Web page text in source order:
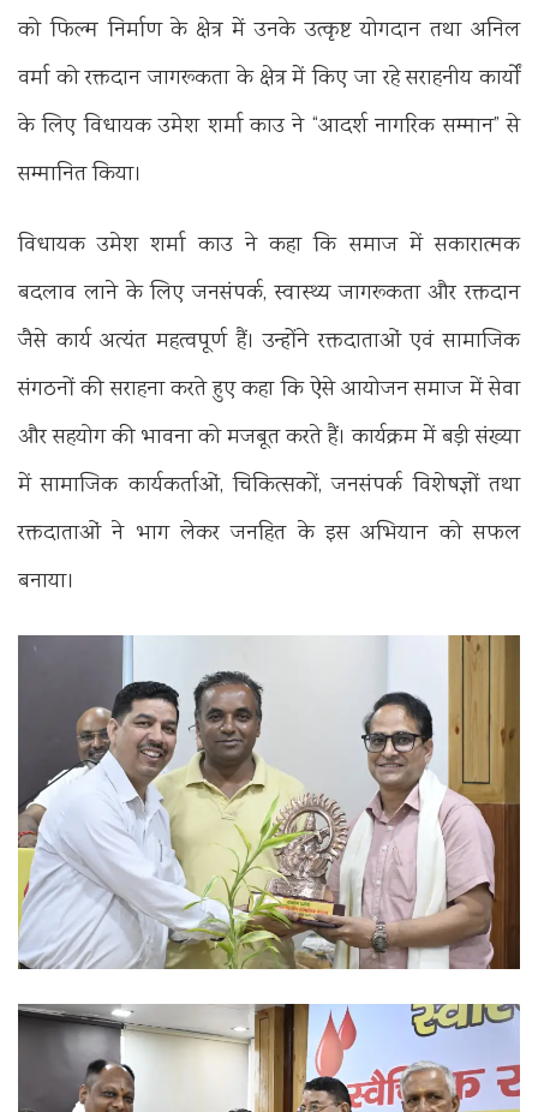
को फिल्म निर्माण के क्षेत्र में उनके उत्कृष्ट योगदान तथा अनिल
वर्मा को रक्तदान जागरूकता के क्षेत्र में किए जा रहे सराहनीय कार्यों
के लिए विधायक उमेश शर्मा काउ ने “आदर्श नागरिक सम्मान” से
सम्मानित किया।
विधायक उमेश शर्मा काउ ने कहा कि समाज में सकारात्मक
बदलाव लाने के लिए जनसंपर्क, स्वास्थ्य जागरूकता और रक्तदान
जैसे कार्य अत्यंत महत्वपूर्ण हैं। उन्होंने रक्तदाताओं एवं सामाजिक
संगठनों की सराहना करते हुए कहा कि ऐसे आयोजन समाज में सेवा
और सहयोग की भावना को मजबूत करते हैं। कार्यक्रम में बड़ी संख्या
में सामाजिक कार्यकर्ताओं, चिकित्सकों, जनसंपर्क विशेषज्ञों तथा
रक्तदाताओं ने भाग लेकर जनहित के इस अभियान को सफल
बनाया।